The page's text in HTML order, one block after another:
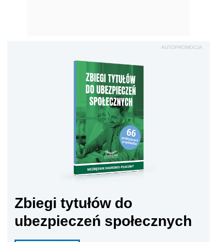
AUTOPROMOCJA
Zbiegi tytułów do
ubezpieczeń społecznych